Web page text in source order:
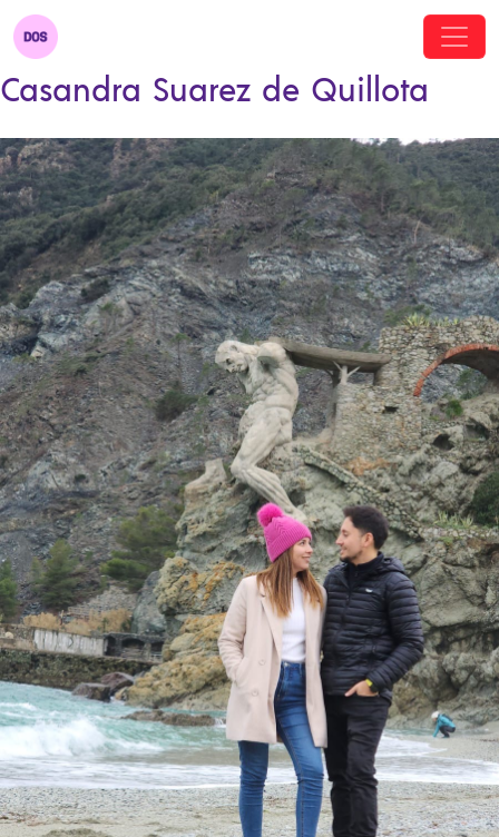
Casandra Suarez de Quillota